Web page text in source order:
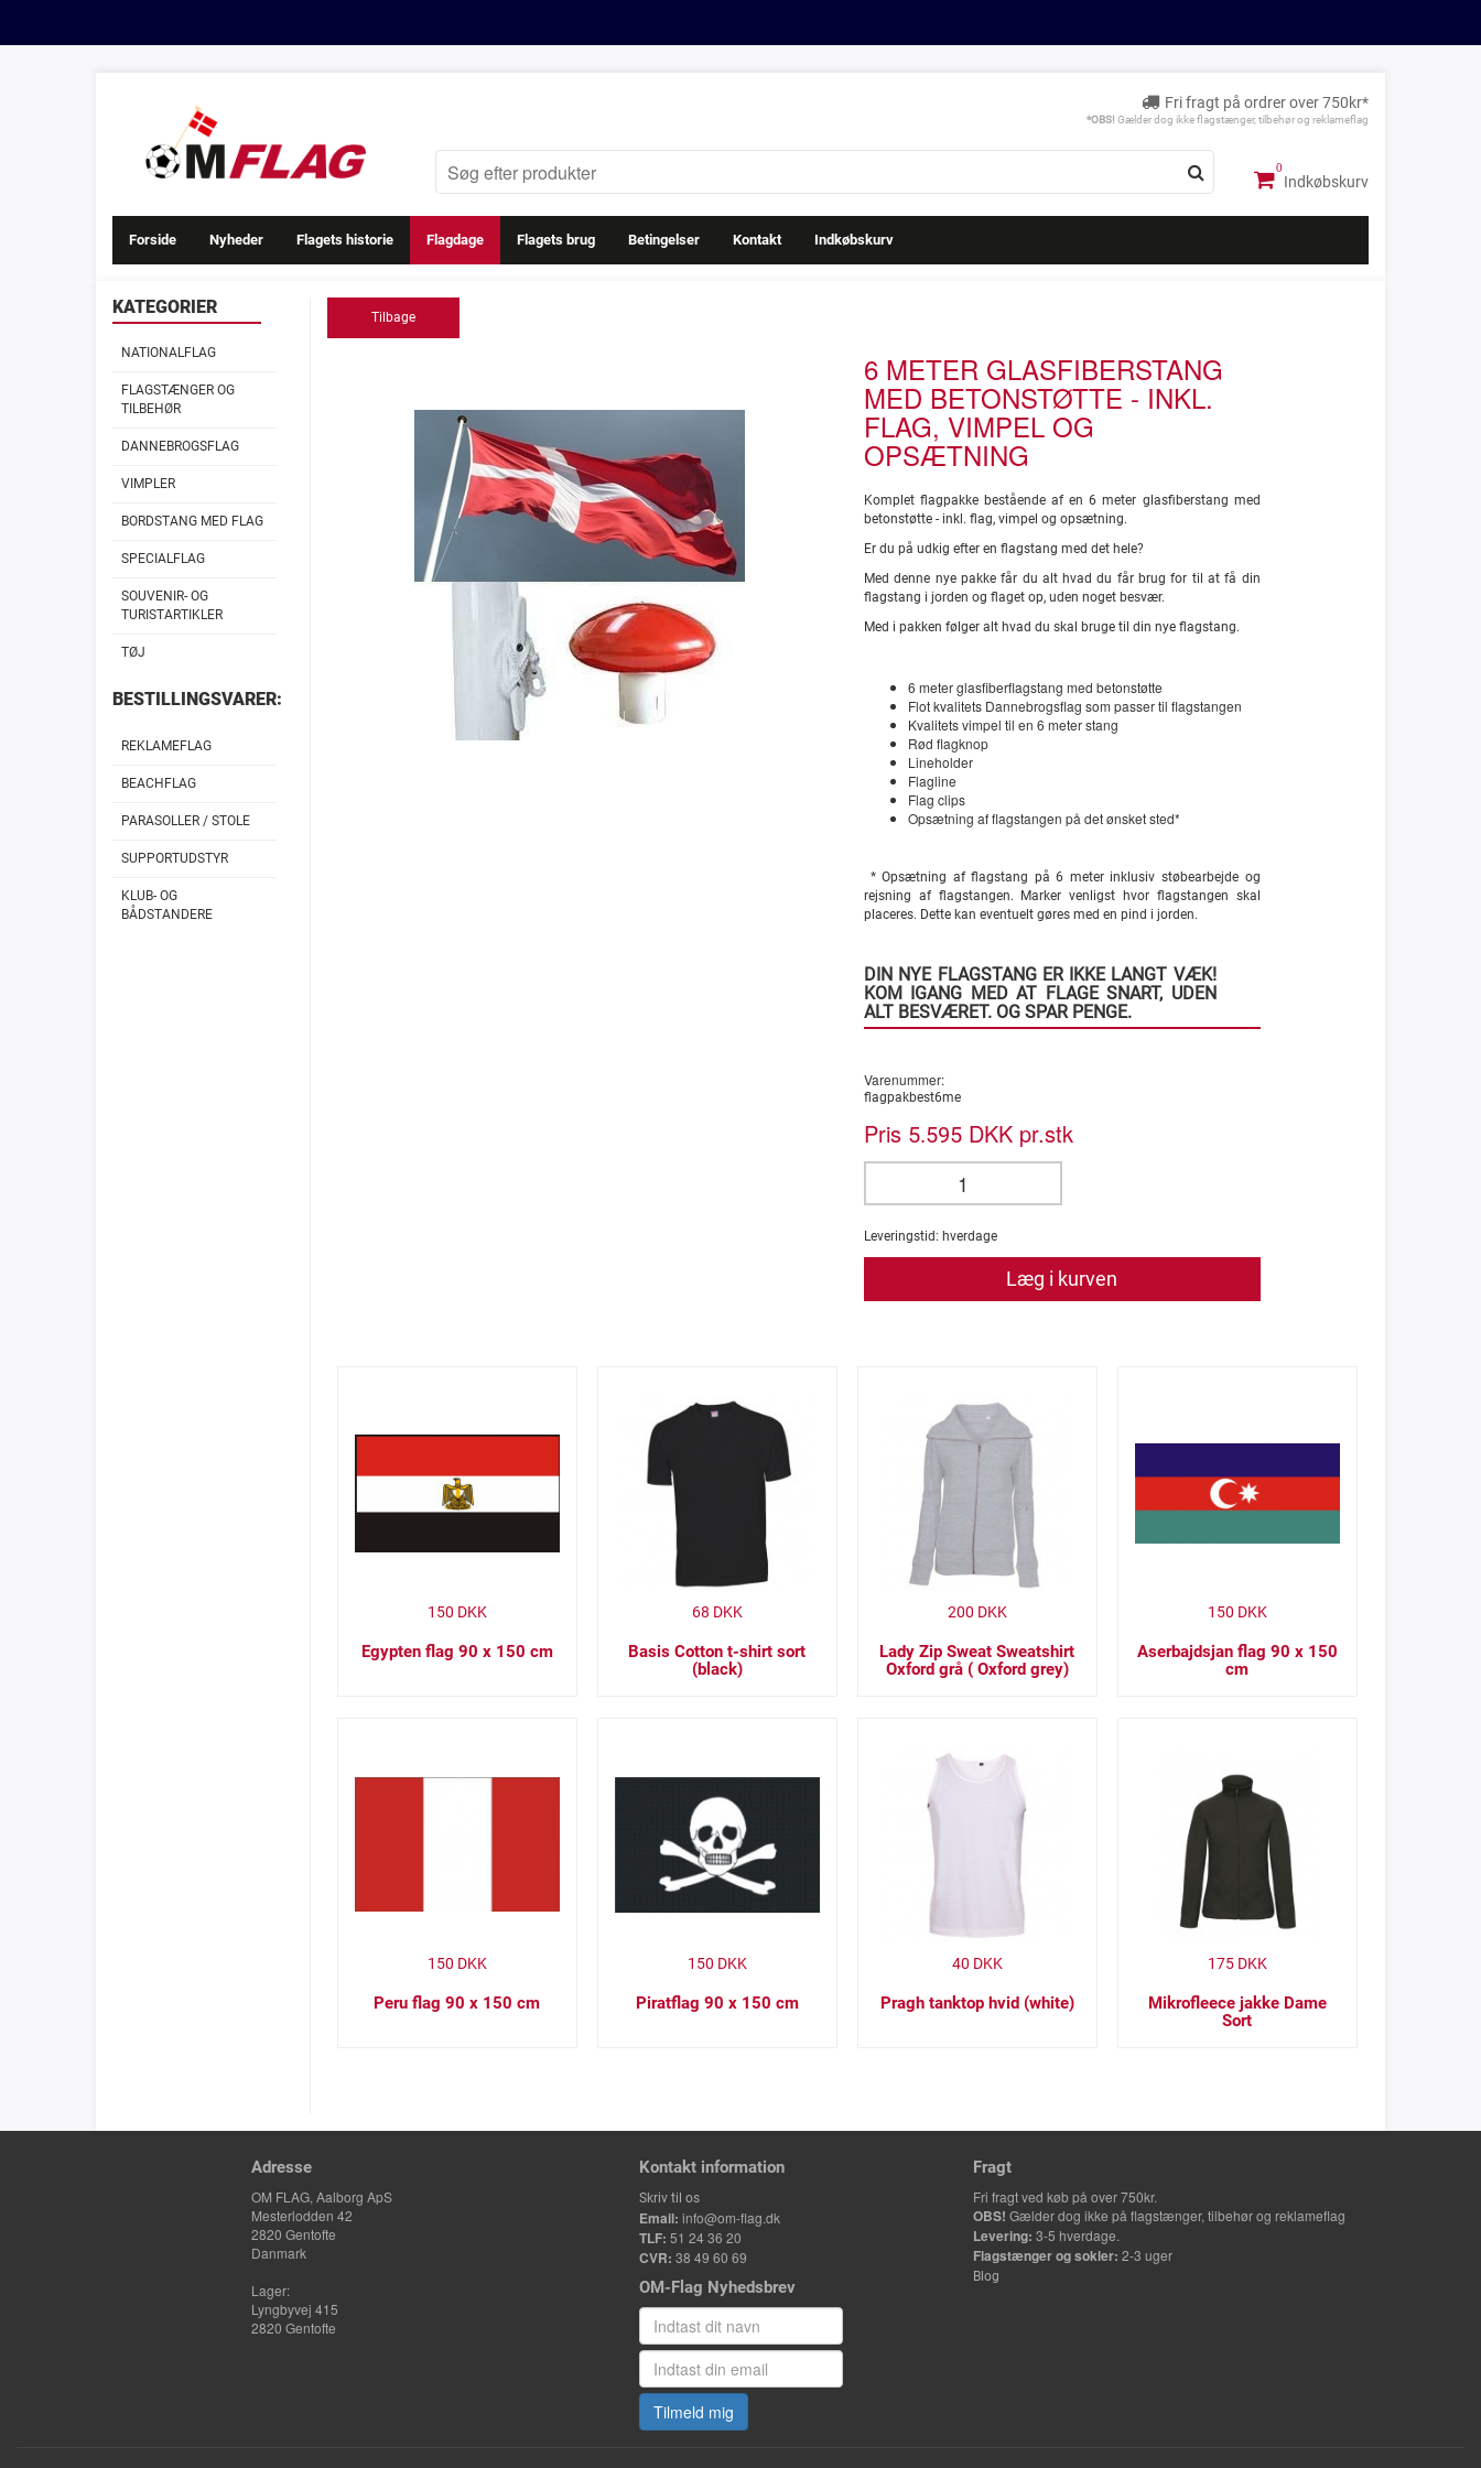
Fri fragt på ordrer over 750kr*
*OBS! Gælder dog ikke flagstænger, tilbehør og reklameflag
Indkøbskurv
Forside Nyheder Flagets historie Flagdage Flagets brug Betingelser Kontakt Indkøbskurv
KATEGORIER
NATIONALFLAG
FLAGSTÆNGER OG
TILBEHØR
DANNEBROGSFLAG
VIMPLER
BORDSTANG MED FLAG
SPECIALFLAG
SOUVENIR- OG
TURISTARTIKLER
TØJ
BESTILLINGSVARER:
REKLAMEFLAG
BEACHFLAG
PARASOLLER / STOLE
SUPPORTUDSTYR
KLUB- OG
BÅDSTANDERE
Tilbage
6 METER GLASFIBERSTANG
MED BETONSTØTTE - INKL.
FLAG, VIMPEL OG
OPSÆTNING
Komplet flagpakke bestående af en 6 meter glasfiberstang med
betonstøtte - inkl. flag, vimpel og opsætning.
Er du på udkig efter en flagstang med det hele?
Med denne nye pakke får du alt hvad du får brug for til at få din
flagstang i jorden og flaget op, uden noget besvær.
Med i pakken følger alt hvad du skal bruge til din nye flagstang.
6 meter glasfiberflagstang med betonstøtte
Flot kvalitets Dannebrogsflag som passer til flagstangen
Kvalitets vimpel til en 6 meter stang
Rød flagknop
Lineholder
Flagline
Flag clips
Opsætning af flagstangen på det ønsket sted*
*Opsætning af flagstang på 6 meter inklusiv støbearbejde og
rejsning af flagstangen.
Marker venligst hvor flagstangen skal
placeres. Dette kan eventuelt gøres med en pind i jorden.
DIN NYE FLAGSTANG ER IKKE LANGT VÆK!
KOM IGANG MED AT FLAGE SNART, UDEN
ALT BESVÆRET. OG SPAR PENGE.
Varenummer:
flagpakbest6me
Pris 5.595 DKK pr.stk
Leveringstid: hverdage
Læg i kurven
Egypten flag 90 x 150 cm
150 DKK
Basis Cotton t-shirt sort
(black)
68 DKK
Lady Zip Sweat Sweatshirt
Oxford grå ( Oxford grey)
200 DKK
Aserbajdsjan flag 90 x 150
cm
150 DKK
Peru flag 90 x 150 cm
150 DKK
Piratflag 90 x 150 cm
150 DKK
Pragh tanktop hvid (white)
40 DKK
Mikrofleece jakke Dame
Sort
175DKK
Adresse
OM FLAG, Aalborg ApS
Mesterlodden 42
2820 Gentofte
Danmark
Lager:
Lyngbyvej 415
2820 Gentofte
Kontakt information
Skriv til os
Email: info@om-flag.dk
TLF: 51 24 36 20
CVR: 38 49 60 69
OM-Flag Nyhedsbrev
Tilmeld mig
Fragt
Fri fragt ved køb på over 750kr.
OBS! Gælder dog ikke på flagstænger, tilbehør og reklameflag
Levering: 3-5 hverdage.
Flagstænger og sokler: 2-3 uger
Blog